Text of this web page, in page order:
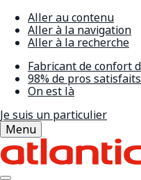
Aller au contenu
Aller à la navigation
Aller à la recherche
Fabricant de confort
98% de pros satisfaits
On est là
Je suis un particulier
Menu